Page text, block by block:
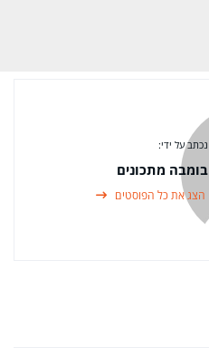
נכתב על ידי:
בומבה מתכונים
הצג את כל הפוסטים